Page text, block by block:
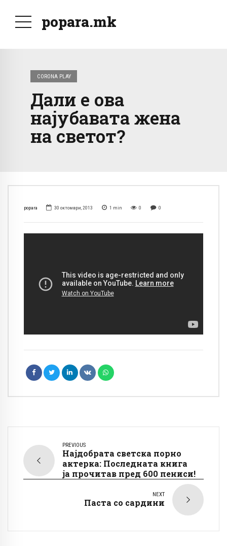
popara.mk
CORONA PLAY
Дали е ова
најубавата жена
на светот?
popara 30 октомври, 2013 1 min 0 0
PREVIOUS
Најдобрата светска порно
актерка: Последната книга
ја прочитав пред 600 пениси!
NEXT
Паста со сардини